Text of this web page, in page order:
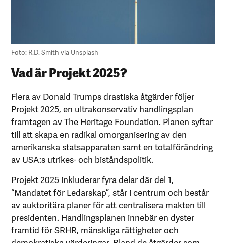
Foto: R.D. Smith via Unsplash
Vad är Projekt 2025?
Flera av Donald Trumps drastiska åtgärder följer
Projekt 2025, en ultrakonservativ handlingsplan
framtagen avThe Heritage Foundation. Planen syftar
till att skapa en radikal omorganisering av den
amerikanska statsapparaten samt en totalförändring
av USA:s utrikes- och biståndspolitik.
Projekt 2025 inkluderar fyra delar där del 1,
“Mandatet för Ledarskap”, står i centrum och består
av auktoritära planer för att centralisera makten till
presidenten. Handlingsplanen innebär en dyster
framtid för SRHR, mänskliga rättigheter och